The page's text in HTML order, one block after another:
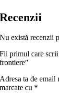
Recenzii
Nu există recenzii
Fii primul care
frontiere”
Adresa ta de email
marcate cu *